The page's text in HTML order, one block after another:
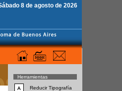
8 de agosto de 2026
Herramientas
Reducir Tipografía